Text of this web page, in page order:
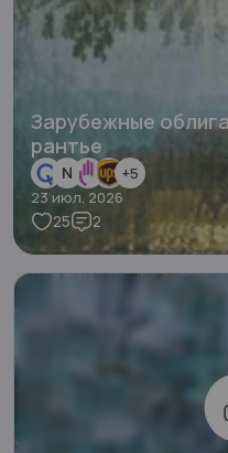
Зарубежные
рантье
N +5
23 июл. 2026
25 2